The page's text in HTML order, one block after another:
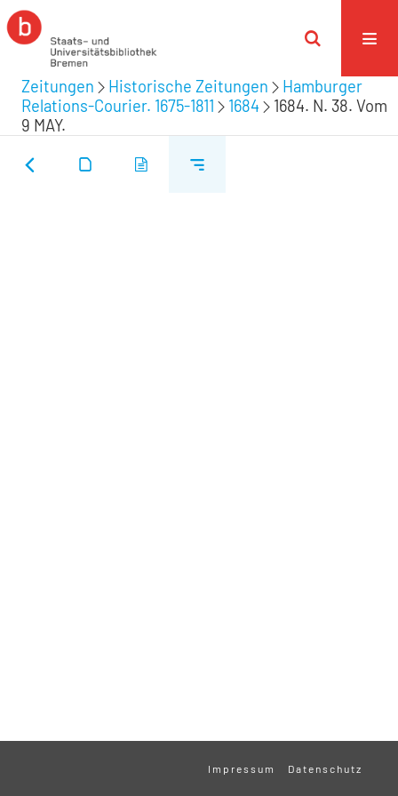
Zeitungen Historische Zeitungen
Hamburger
Relations-Courier. 1675-1811
1684
1684. N. 38. Vom
9 MAY.
Impressum Datenschutz